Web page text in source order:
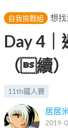
自我挑戰組 想找
Day 4
（續）
11th鐵人賽
居居
2019-